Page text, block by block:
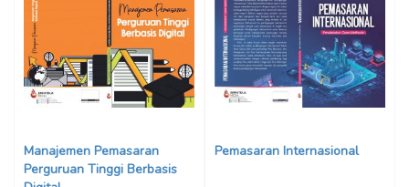
Manajemen Pemasaran
Perguruan Tinggi Berbasis
Pemasaran Internasional